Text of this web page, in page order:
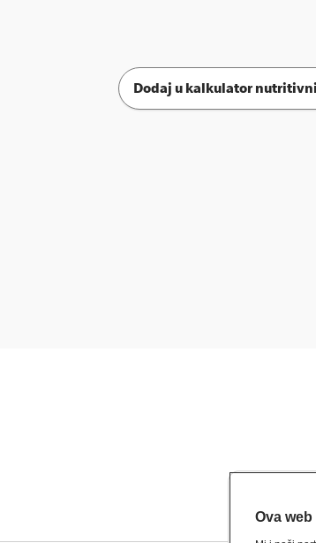
Dodaj u kalkulator
Ova